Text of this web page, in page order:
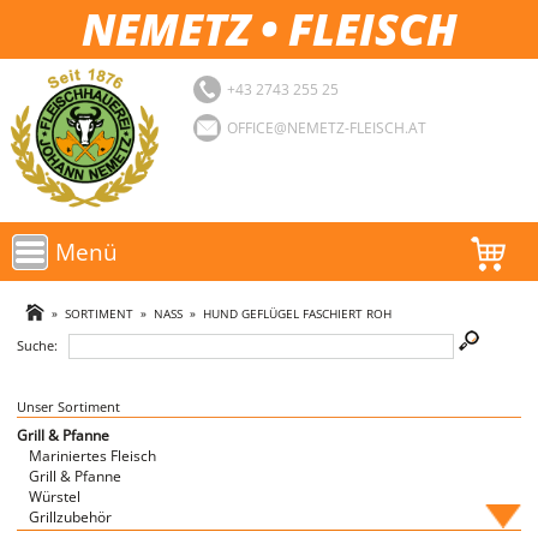
NEMETZ • FLEISCH
+43 2743 255 25
OFFICE@NEMETZ-FLEISCH.AT
Menü
AKTIONEN
SORTIMENT
LOGIN
FAVORITEN
» SORTIMENT» NASS» HUND GEFLÜGEL FASCHIERT ROH
Suche:
Unser Sortiment
Grill & Pfanne
Mariniertes Fleisch
Grill & Pfanne
Würstel
Grillzubehör